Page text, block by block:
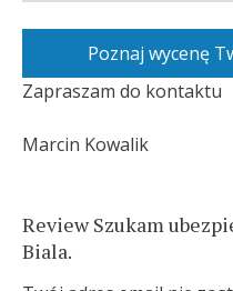
Poznaj wycenę
Zapraszam do kontaktu
Marcin Kowalik
Review Szukam
Biala.